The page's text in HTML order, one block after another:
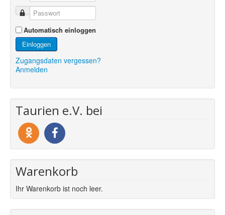
Automatisch einloggen
Einloggen
Zugangsdaten vergessen?
Anmelden
Taurien e.V. bei
Warenkorb
Ihr Warenkorb ist noch leer.